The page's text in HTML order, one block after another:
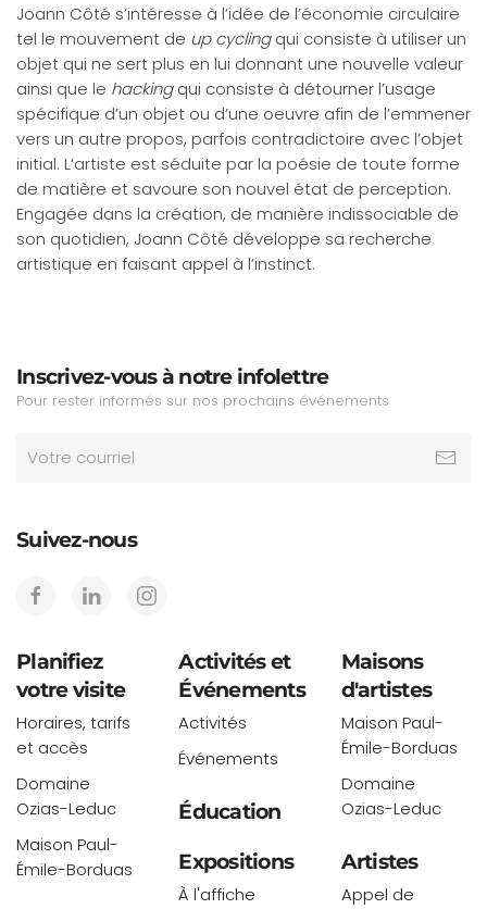
Joann Côté s’intéresse à l’idée de l’économie circulaire
tel le mouvement de up cyclingqui consiste à utiliser un
objet qui ne sert plus en lui donnant une nouvelle valeur
ainsi que le hackingqui consiste à détourner l’usage
spécifique d’un objet ou d’une oeuvre afin de l’emmener
vers un autre propos, parfois contradictoire avec l’objet
initial. L’artiste est séduite par la poésie de toute forme
de matière et savoure son nouvel état de perception.
Engagée dans la création, de manière indissociable de
son quotidien, Joann Côté développe sa recherche
artistique en faisant appel à l’instinct.
Inscrivez-vous à notre infolettre
Pour rester informés sur nos prochains événements
Suivez-nous
Planifiez
votre visite
Horaires, tarifs
et accès
Domaine
Ozias-Leduc
Maison Paul-
Émile-Borduas
Activités et
Événements
Activités
Événements
Éducation
Expositions
À l'affiche
Maisons
d'artistes
Maison Paul-
Émile-Borduas
Domaine
Ozias-Leduc
Artistes
Appel de